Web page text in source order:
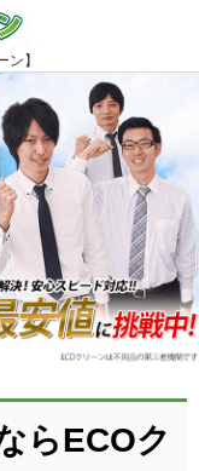
ン】
らECOク